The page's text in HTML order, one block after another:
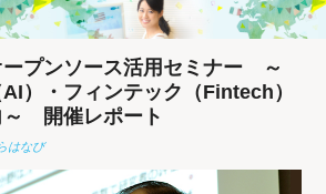
ープンソース活用セミナー ～
）・フィンテック（Fintech）
～ 開催レポート